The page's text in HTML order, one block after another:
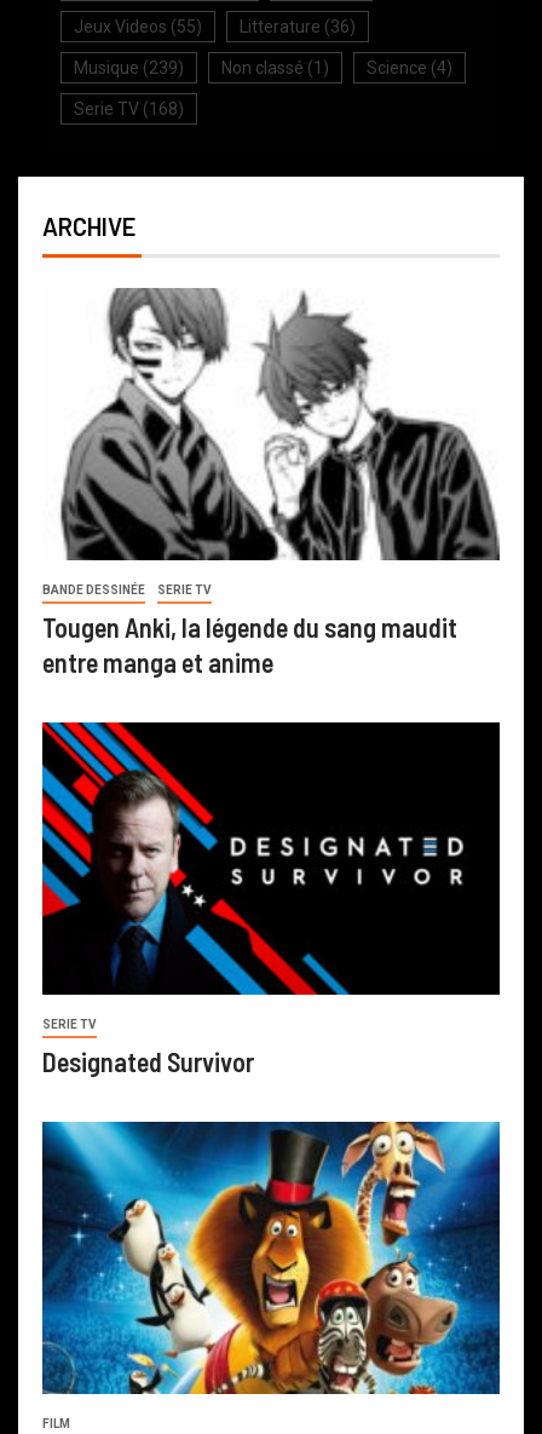
Jeux Videos (55) Litterature (36)
Musique (239) Non classé (1) Science (4)
Serie TV (168)
ARCHIVE
BANDE DESSINÉE SERIE TV
Tougen Anki, la légende du sang maudit
entre manga et anime
SERIE TV
Designated Survivor
FILM